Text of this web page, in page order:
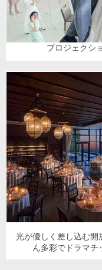
プロジェクシ
光が優しく差し込む開
ん多彩でドラマチ